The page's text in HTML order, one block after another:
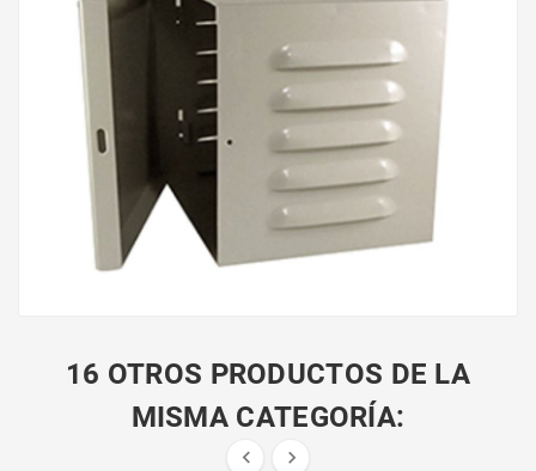
16 OTROS PRODUCTOS DE LA
MISMA CATEGORÍA:
 